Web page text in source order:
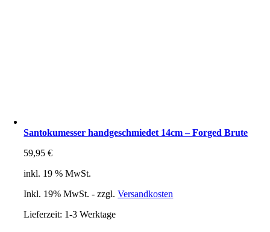
Santokumesser handgeschmiedet 14cm – Forged Brute
59,95€
inkl. 19 % MwSt.
Inkl. 19% MwSt. - zzgl.Versandkosten
Lieferzeit: 1-3 Werktage